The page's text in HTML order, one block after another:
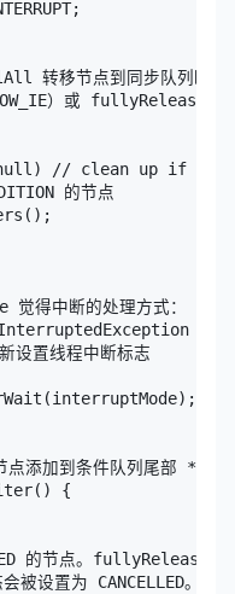
转移节点到同步队列时
）或 fullyRelease 方
// clean up if
的节点
得中断的处理方式：
异常
置线程中断标志
添加到条件队列尾部 */
{
的节点。fullyRelease
被设置为 CANCELLED。所